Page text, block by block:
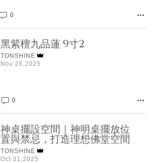
0
黑紫檀九品蓮 9寸2
TONSHINE
Nov 26,2025
0
神桌擺設空間｜神明桌擺放位
置與禁忌，打造理想佛堂空間
TONSHINE
Oct 31,2025